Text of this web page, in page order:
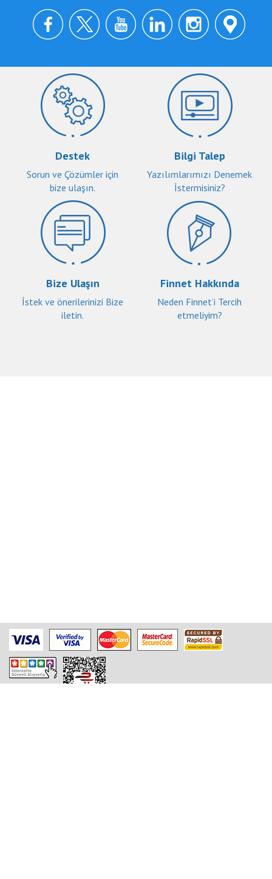
Destek
Sorun ve Çözümler için
bize ulaşın.
Bilgi Talep
Yazılımlarımızı Denemek
İstermisiniz?
Bize Ulaşın
İstek ve önerilerinizi Bize
iletin.
Finnet Hakkında
Neden Finnet’i Tercih
etmeliyim?